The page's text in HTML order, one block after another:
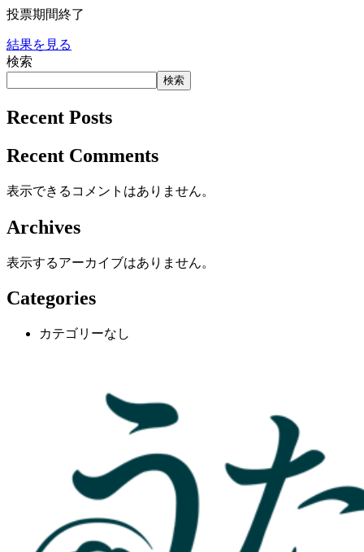
投票期間終了
結果を見る
検索
検索
Recent Posts
Recent Comments
表示できるコメントはありません。
Archives
表示するアーカイブはありません。
Categories
カテゴリーなし